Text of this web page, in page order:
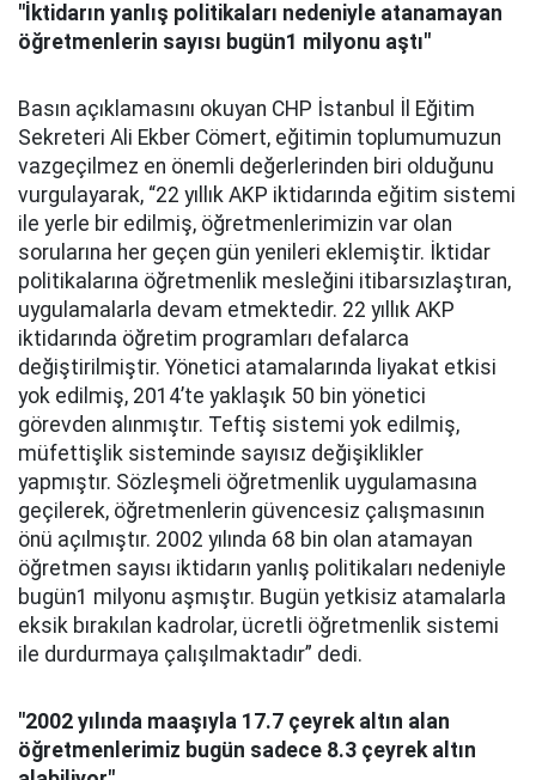
"İktidarın yanlış politikaları nedeniyle atanamayan
öğretmenlerin sayısı bugün1 milyonu aştı"
Basın açıklamasını okuyan CHP İstanbul İl Eğitim
Sekreteri Ali Ekber Cömert, eğitimin toplumumuzun
vazgeçilmez en önemli değerlerinden biri olduğunu
vurgulayarak, “22 yıllık AKP iktidarında eğitim sistemi
ile yerle bir edilmiş, öğretmenlerimizin var olan
sorularına her geçen gün yenileri eklemiştir. İktidar
politikalarına öğretmenlik mesleğini itibarsızlaştıran,
uygulamalarla devam etmektedir. 22 yıllık AKP
iktidarında öğretim programları defalarca
değiştirilmiştir. Yönetici atamalarında liyakat etkisi
yok edilmiş, 2014’te yaklaşık 50 bin yönetici
görevden alınmıştır. Teftiş sistemi yok edilmiş,
müfettişlik sisteminde sayısız değişiklikler
yapmıştır. Sözleşmeli öğretmenlik uygulamasına
geçilerek, öğretmenlerin güvencesiz çalışmasının
önü açılmıştır. 2002 yılında 68 bin olan atamayan
öğretmen sayısı iktidarın yanlış politikaları nedeniyle
bugün1 milyonu aşmıştır. Bugün yetkisiz atamalarla
eksik bırakılan kadrolar, ücretli öğretmenlik sistemi
ile durdurmaya çalışılmaktadır” dedi.
"2002 yılında maaşıyla 17.7 çeyrek altın alan
öğretmenlerimiz bugün sadece 8.3 çeyrek altın